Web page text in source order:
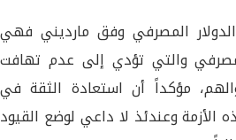
الدولار المصرفي وفق مارديني فهي
والتي تؤدي إلى عدم تهافت
مؤكداً أن استعادة الثقة في
الأزمة وعندئذ لا داعي لوضع القيود